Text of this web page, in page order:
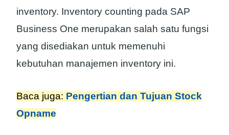
inventory. Inventory counting pada SAP
Business One merupakan salah satu fungsi
yang disediakan untuk memenuhi
kebutuhan manajemen inventory ini.
Baca juga: Pengertian dan Tujuan Stock
Opname